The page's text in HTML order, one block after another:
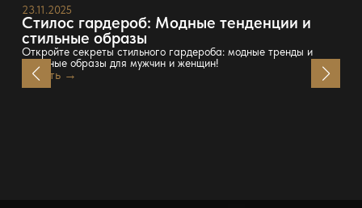
23.11.2025
Стилос гардероб: Модные тенденции и
стильные образы
Откройте секреты стильного гардероба: модные тренды и
стильные образы для мужчин и женщин!
Читать →